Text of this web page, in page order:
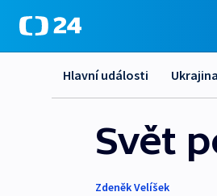
Hlavní události Ukrajina
Svět
Zdeněk Velíšek